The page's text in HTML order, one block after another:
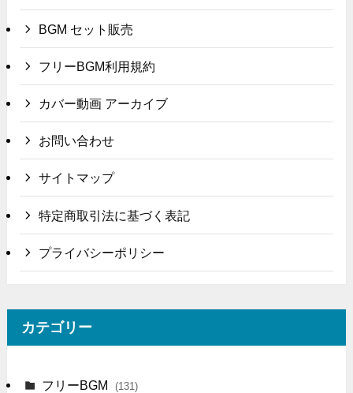
BGM セット販売
フリーBGM利用規約
カバー動画 アーカイブ
お問い合わせ
サイトマップ
特定商取引法に基づく表記
プライバシーポリシー
カテゴリー
フリーBGM (131)